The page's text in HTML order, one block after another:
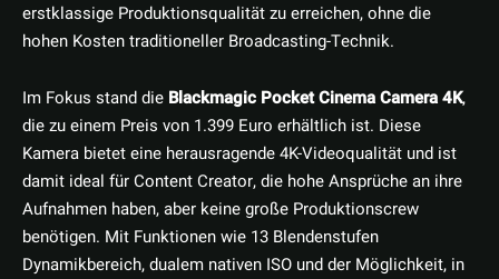
erstklassige Produktionsqualität zu erreichen, ohne die
hohen Kosten traditioneller Broadcasting-Technik.
Im Fokus stand die Blackmagic Pocket Cinema Camera 4K,
die zu einem Preis von 1.399 Euro erhältlich ist. Diese
Kamera bietet eine herausragende 4K-Videoqualität und ist
damit ideal für Content Creator, die hohe Ansprüche an ihre
Aufnahmen haben, aber keine große Produktionscrew
benötigen. Mit Funktionen wie 13 Blendenstufen
Dynamikbereich, dualem nativen ISO und der Möglichkeit, in